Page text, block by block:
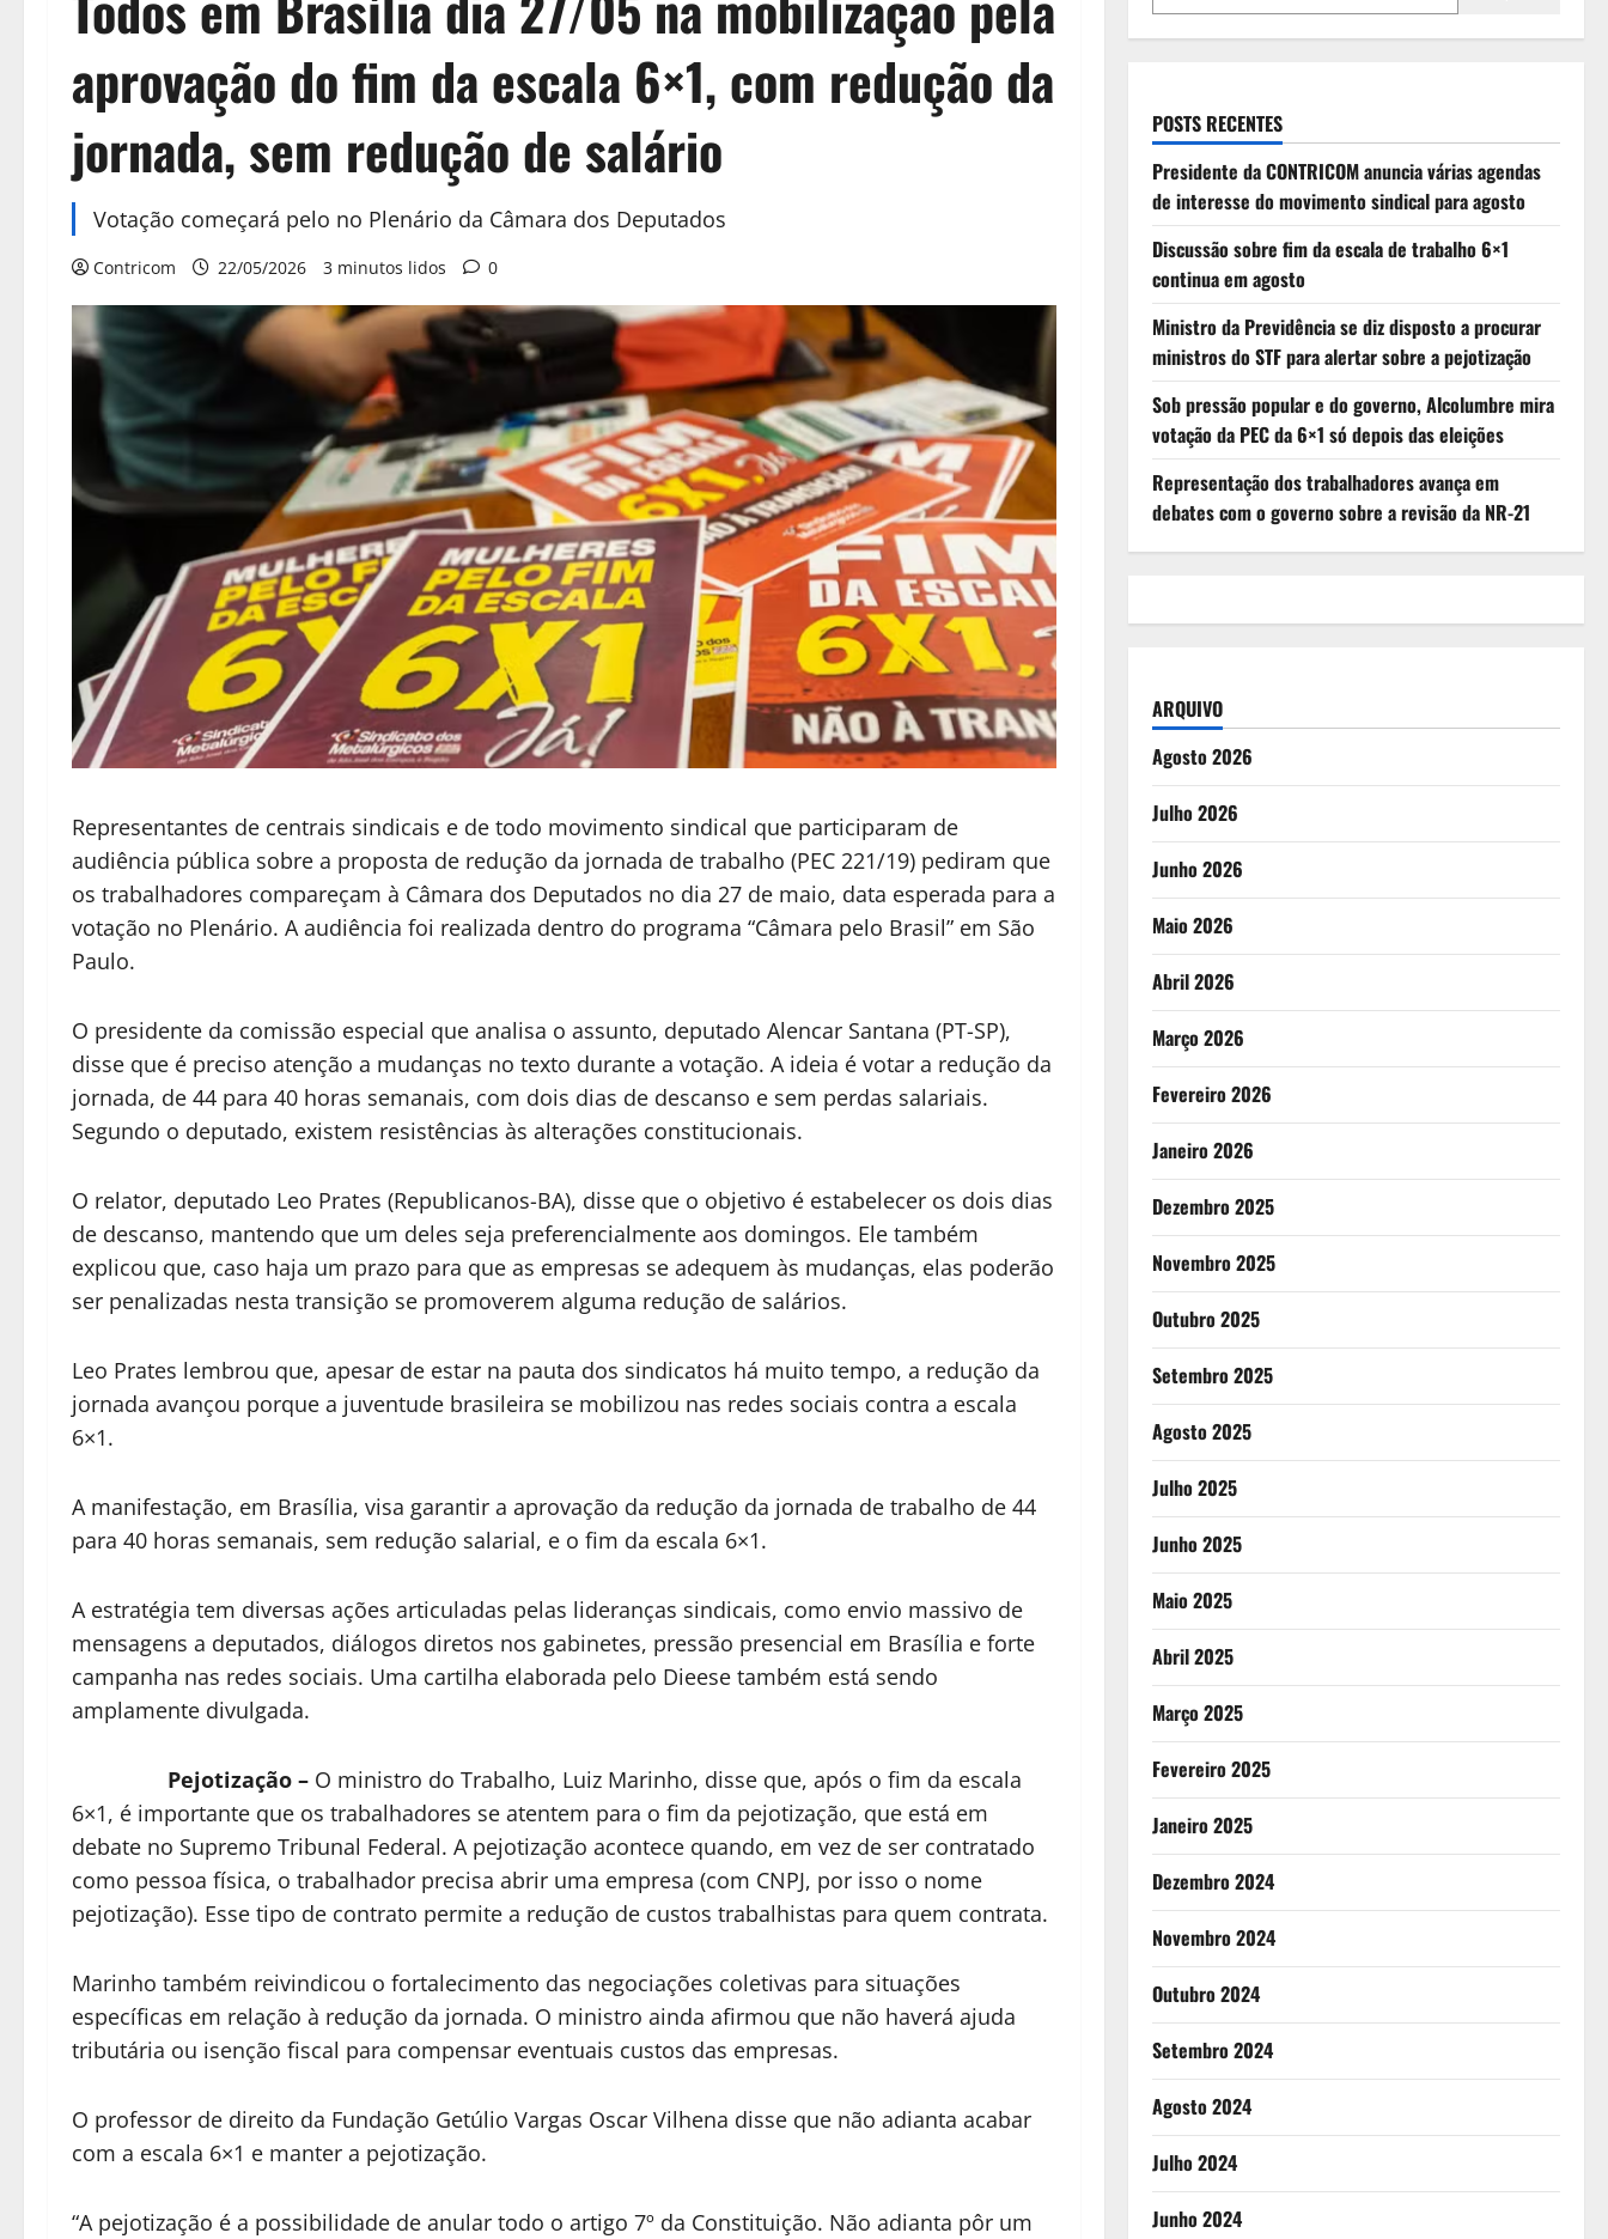
aprovação do fim da escala 6×1, com redução da
jornada, sem redução de salário
Votação começará pelo no Plenário da Câmara dos Deputados
Contricom 22/05/2026 3 minutos lidos 0
Representantes de centrais sindicais e de todo movimento sindical que participaram de
audiência pública sobre a proposta de redução da jornada de trabalho (PEC 221/19) pediram que
os trabalhadores compareçam à Câmara dos Deputados no dia 27 de maio, data esperada para a
votação no Plenário. A audiência foi realizada dentro do programa “Câmara pelo Brasil” em São
Paulo.
O presidente da comissão especial que analisa o assunto, deputado Alencar Santana (PT-SP),
disse que é preciso atenção a mudanças no texto durante a votação. A ideia é votar a redução da
jornada, de 44 para 40 horas semanais, com dois dias de descanso e sem perdas salariais.
Segundo o deputado, existem resistências às alterações constitucionais.
O relator, deputado Leo Prates (Republicanos-BA), disse que o objetivo é estabelecer os dois dias
de descanso, mantendo que um deles seja preferencialmente aos domingos. Ele também
explicou que, caso haja um prazo para que as empresas se adequem às mudanças, elas poderão
ser penalizadas nesta transição se promoverem alguma redução de salários.
Leo Prates lembrou que, apesar de estar na pauta dos sindicatos há muito tempo, a redução da
jornada avançou porque a juventude brasileira se mobilizou nas redes sociais contra a escala
6×1.
A manifestação, em Brasília, visa garantir a aprovação da redução da jornada de trabalho de 44
para 40 horas semanais, sem redução salarial, e o fim da escala 6×1.
A estratégia tem diversas ações articuladas pelas lideranças sindicais, como envio massivo de
mensagens a deputados, diálogos diretos nos gabinetes, pressão presencial em Brasília e forte
campanha nas redes sociais. Uma cartilha elaborada pelo Dieese também está sendo
amplamente divulgada.
Pejotização – O ministro do Trabalho, Luiz Marinho, disse que, após o fim da escala
6×1, é importante que os trabalhadores se atentem para o fim da pejotização, que está em
debate no Supremo Tribunal Federal. A pejotização acontece quando, em vez de ser contratado
como pessoa física, o trabalhador precisa abrir uma empresa (com CNPJ, por isso o nome
pejotização). Esse tipo de contrato permite a redução de custos trabalhistas para quem contrata.
Marinho também reivindicou o fortalecimento das negociações coletivas para situações
específicas em relação à redução da jornada. O ministro ainda afirmou que não haverá ajuda
tributária ou isenção fiscal para compensar eventuais custos das empresas.
O professor de direito da Fundação Getúlio Vargas Oscar Vilhena disse que não adianta acabar
com a escala 6×1 e manter a pejotização.
“A pejotização é a possibilidade de anular todo o artigo 7º da Constituição. Não adianta pôr um
POSTS RECENTES
Presidente da CONTRICOM anuncia várias agendas
de interesse do movimento sindical para agosto
Discussão sobre fim da escala de trabalho 6×1
continua em agosto
Ministro da Previdência se diz disposto a procurar
ministros do STF para alertar sobre a pejotização
Sob pressão popular e do governo, Alcolumbre mira
votação da PEC da 6×1 só depois das eleições
Representação dos trabalhadores avança em
debates com o governo sobre a revisão da NR-21
ARQUIVO
Agosto 2026
Julho 2026
Junho 2026
Maio 2026
Abril 2026
Março 2026
Fevereiro 2026
Janeiro 2026
Dezembro 2025
Novembro 2025
Outubro 2025
Setembro 2025
Agosto 2025
Julho 2025
Junho 2025
Maio 2025
Abril 2025
Março 2025
Fevereiro 2025
Janeiro 2025
Dezembro 2024
Novembro 2024
Outubro 2024
Setembro 2024
Agosto 2024
Julho 2024
Junho 2024